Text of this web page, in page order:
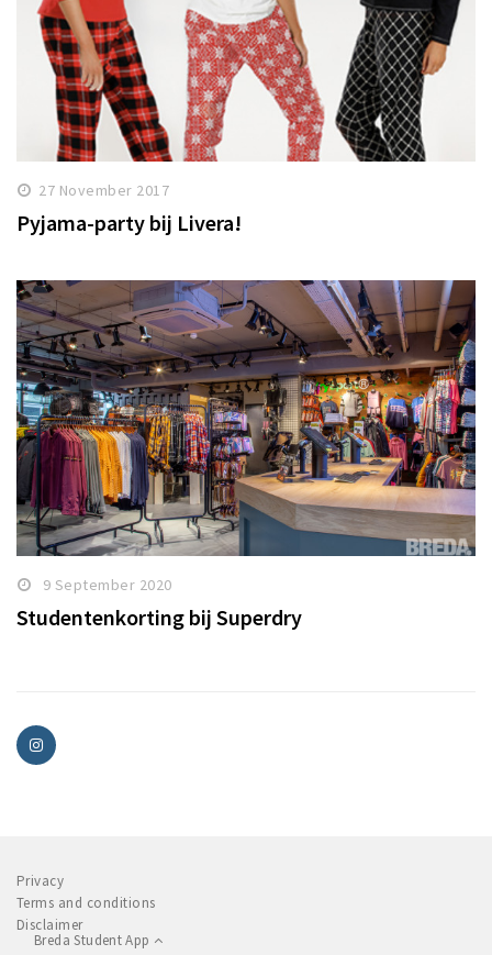
27 November 2017
Pyjama-party bij Livera!
9 September 2020
Studentenkorting bij Superdry
Privacy
Terms and conditions
Disclaimer
Breda Student App